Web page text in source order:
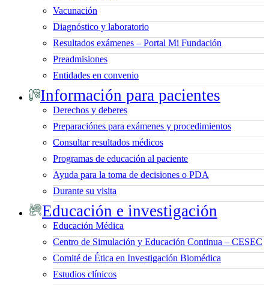
Vacunación
Diagnóstico y laboratorio
Resultados exámenes – Portal Mi Fundación
Preadmisiones
Entidades en convenio
Información para pacientes
Derechos y deberes
Preparaciónes para exámenes y procedimientos
Consultar resultados médicos
Programas de educación al paciente
Ayuda para la toma de decisiones o PDA
Durante su visita
Educación e investigación
Educación Médica
Centro de Simulación y Educación Continua – CESEC
Comité de Ética en Investigación Biomédica
Estudios clínicos